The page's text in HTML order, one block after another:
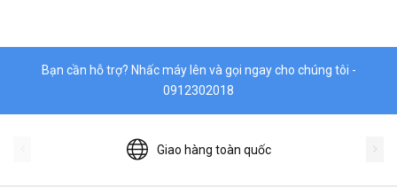
Bạn cần hỗ trợ? Nhấc máy lên và gọi ngay cho chúng tôi -
0912302018
Giao hàng toàn quốc